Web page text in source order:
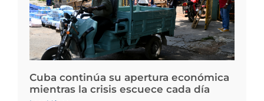
Cuba continúa su apertura económica
mientras la crisis escuece cada día